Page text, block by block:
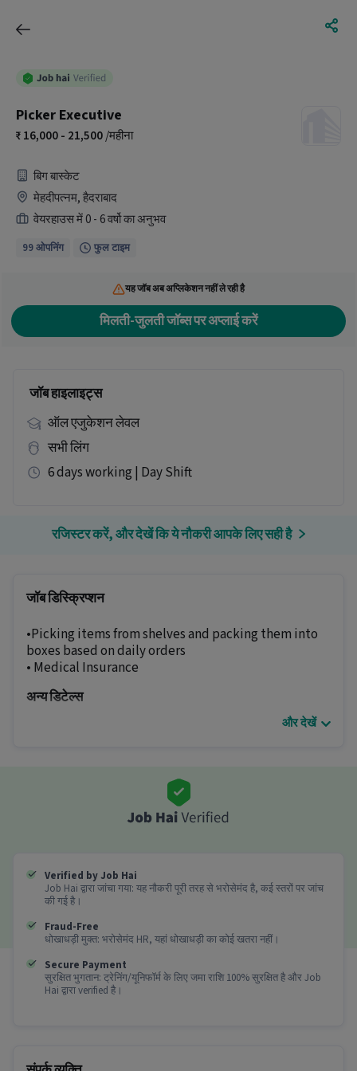
Picker Executive
16,000 - 21,500/महीना
बिग बास्केट
मेहदीपत्नम, हैदराबाद
वेयरहाउस में 0 - 6 वर्षो का अनुभव
99 ओपनिंग फुल टाइम
यह जॉब अब अप्लिकेशन नहीं ले रही है
मिलती-जुलती जॉब्स पर अप्लाई करें
जॉब हाइलाइट्स
ऑल एजुकेशन लेवल
सभी लिंग
6 days working | Day Shift
रजिस्टर करें, और देखें कि ये नौकरी आपके लिए सही है
जॉब डिस्क्रिप्शन
•Picking items from shelves and packing them into
boxes based on daily orders
• Medical Insurance
अन्य डिटेल्स
इस फुल टाइम वेयरहाउस Job में वेयरहाउस में 0 - 6 वर्षो का
क्या fresher या experienced उम्मीदवार इस job के लिए
apply कर सकते हैं?
आवेदन कर सकते हैं।
इस position में कितनी कमाई हो सकती है?
Ans :इस Picker Executive position में आप ₹16,000-
₹21,500 प्रति माह कमा सकते हैं।
इस job में कौन सी shiftहै?
और देखें
Verified by Job Hai
Job Hai द्वारा जांचा गया: यह नौकरी पूरी तरह से भरोसेमंद है, कई स्तरों पर जांच
की गई है।
Fraud-Free
धोखाधड़ी मुक्त: भरोसेमंद HR, यहां धोखाधड़ी का कोई खतरा नहीं।
Secure Payment
सुरक्षित भुगतान: ट्रेनिंग/यूनिफॉर्म के लिए जमा राशि 100% सुरक्षित है और Job
Hai द्वारा verified है।